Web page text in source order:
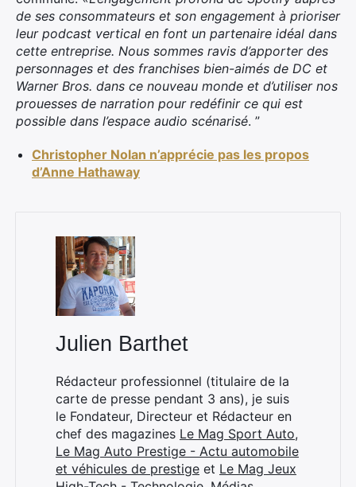
de ses consommateurs et son engagement à prioriser
leur podcast vertical en font un partenaire idéal dans
cette entreprise. Nous sommes ravis d’apporter des
personnages et des franchises bien-aimés de DC et
Warner Bros. dans ce nouveau monde et d’utiliser nos
prouesses de narration pour redéfinir ce qui est
possible dans l’espace audio scénarisé. ”
Christopher Nolan n’apprécie pas les propos
d’Anne Hathaway
Julien Barthet
Rédacteur professionnel (titulaire de la
carte de presse pendant 3 ans), je suis
le Fondateur, Directeur et Rédacteur en
chef des magazines Le Mag Sport Auto,
Le Mag Auto Prestige - Actu automobile
et véhicules de prestige et Le Mag Jeux
×
Rechercher